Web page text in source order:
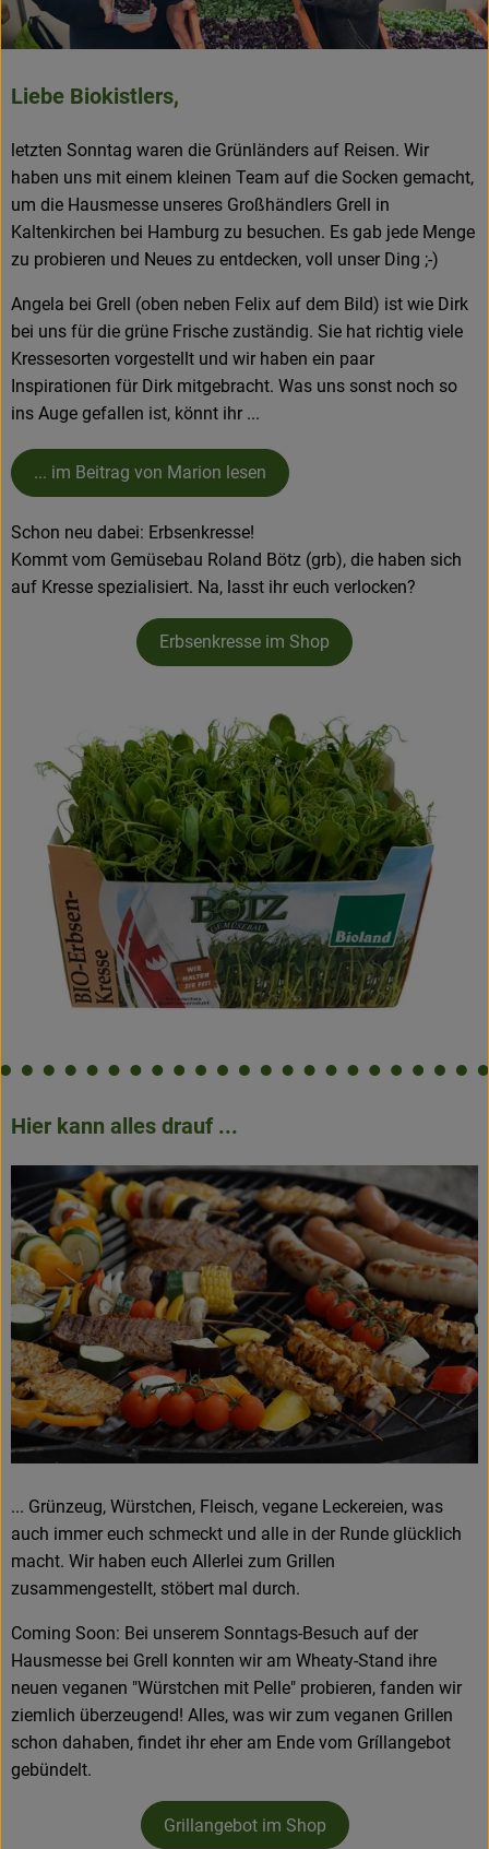
Frisches
Vorratskammer
Getränke
Jobkiste
So geht’s
Über Grünland
Blog
Liebe Biokistlers,
letzten Sonntag waren die Grünländers auf Reisen. Wir
haben uns mit einem kleinen Team auf die Socken gemacht,
um die Hausmesse unseres Großhändlers Grell in
Kaltenkirchen bei Hamburg zu besuchen. Es gab jede Menge
zu probieren und Neues zu entdecken, voll unser Ding ;-)
Angela bei Grell (oben neben Felix auf dem Bild) ist wie Dirk
bei uns für die grüne Frische zuständig. Sie hat richtig viele
Kressesorten vorgestellt und wir haben ein paar
Inspirationen für Dirk mitgebracht. Was uns sonst noch so
ins Auge gefallen ist, könnt ihr ...
... im Beitrag von Marion lesen
Schon neu dabei: Erbsenkresse!
Kommt vom Gemüsebau Roland Bötz (grb), die haben sich
auf Kresse spezialisiert. Na, lasst ihr euch verlocken?
Erbsenkresse im Shop
Hier kann alles drauf ...
... Grünzeug, Würstchen, Fleisch, vegane Leckereien, was
auch immer euch schmeckt und alle in der Runde glücklich
macht. Wir haben euch Allerlei zum Grillen
zusammengestellt, stöbert mal durch.
Coming Soon: Bei unserem Sonntags-Besuch auf der
Hausmesse bei Grell konnten wir am Wheaty-Stand ihre
neuen veganen "Würstchen mit Pelle" probieren, fanden wir
ziemlich überzeugend! Alles, was wir zum veganen Grillen
schon dahaben, findet ihr eher am Ende vom Gríllangebot
gebündelt.
Grillangebot im Shop